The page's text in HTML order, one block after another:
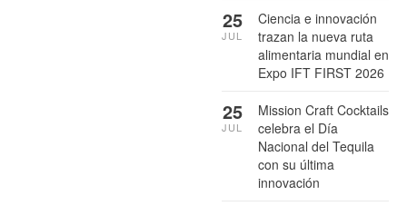
Ciencia e innovación
trazan la nueva ruta
alimentaria mundial en
Expo IFT FIRST 2026
25
JUL
Mission Craft Cocktails
celebra el Día
Nacional del Tequila
con su última
innovación
25
JUL